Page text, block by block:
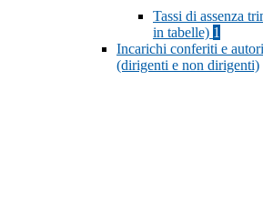
Tassi di assenza
in tabelle) 1
Incarichi conferiti e
(dirigenti e non dirigenti)